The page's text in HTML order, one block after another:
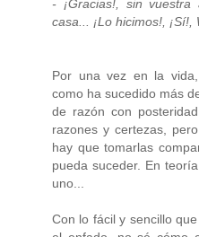
- ¡Gracias!, sin
casa... ¡Lo hicimos!, ¡Sí!,
Por una vez en la
como ha sucedido más
de razón con
razones y certezas,
hay que tomarlas
pueda suceder. En
uno...
Con lo fácil y sencillo